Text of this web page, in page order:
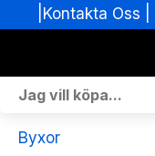
Byxor